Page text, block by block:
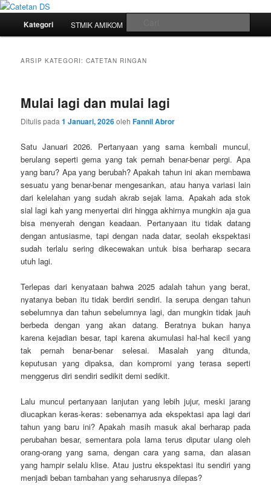
Catetan DS
Mari bermimpi dan ciptakan kehendak
Langsung
utama
Langsung
sekunder
Kategori STMIK AMIKOM
ARSIP KATEGORI:CATETAN RINGAN
Mulai lagi dan mulai lagi
Ditulis pada1 Januari, 2026olehFannil Abror
Satu Januari 2026. Pertanyaan yang sama kembali muncul,
berulang seperti gema yang tak pernah benar-benar pergi. Apa
yang baru? Apa yang berubah? Apakah tahun ini akan membawa
sesuatu yang benar-benar mengesankan, atau hanya variasi lain
dari kelelahan yang sudah akrab sejak lama. Apakah ada stok
sial lagi kah yang menyertai diri hingga akhirnya mungkin aja gua
bisa menyerah dengan keadaan. Pertanyaan itu tidak datang
dengan antusiasme, tapi dengan nada datar, seolah ekspektasi
sudah terlalu sering dikecewakan untuk bisa berharap secara
utuh lagi.
Terlepas dari kenyataan bahwa 2025 adalah tahun yang berat,
nyatanya beban itu tidak berdiri sendiri. Ia serupa dengan tahun
sebelumnya dan tahun sebelumnya lagi, dan mungkin tidak jauh
berbeda dengan yang akan datang. Beratnya bukan hanya
karena kejadian besar, tapi karena akumulasi hal-hal kecil yang
tak pernah benar-benar selesai. Masalah yang ditunda,
keputusan yang dipaksa, dan kompromi yang terasa seperti
menggerus diri sendiri sedikit demi sedikit.
Lalu muncul pertanyaan lanjutan yang lebih jujur, meski jarang
diucapkan keras-keras: sebenarnya ada ekspektasi apa lagi dari
tahun yang baru ini? Apakah masih masuk akal berharap pada
perubahan besar, sementara pola lama terus diputar ulang oleh
orang-orang yang sama, dengan cara yang sama, dan alasan
yang hampir selalu klise. Atau justru ekspektasi itu sendiri yang
menjadi beban tambahan yang seharusnya dilepas?